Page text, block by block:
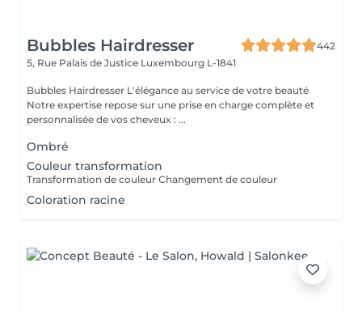
Bubbles Hairdresser
442
5, Rue Palais de Justice Luxembourg L-1841
Bubbles Hairdresser L'élégance au service de votre beauté
Notre expertise repose sur une prise en charge complète et
personnalisée de vos cheveux : ...
Ombré
Couleur transformation
Transformation de couleur Changement de couleur
Coloration racine